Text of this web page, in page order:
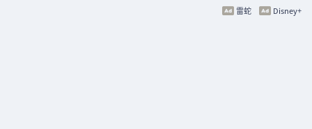
Disney+
雷蛇